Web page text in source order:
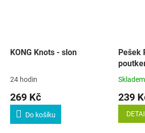
KONG Knots - slon
24 hodin
269 Kč
Do košíku
Pešek
Skladem
239